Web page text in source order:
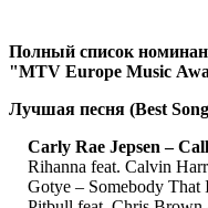
Полный список
"MTV Europe Music
Лучшая песня (Best
Carly Rae Jepsen –
feat. Calvin
– Somebody That I